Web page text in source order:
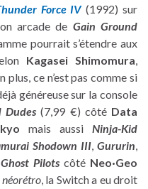
Force IV (1992) sur
arcade de Gain Ground
pourrait s’étendre aux
Kagasei Shimomura,
plus, ce n’est pas comme si
généreuse sur la console
Dudes (7,99 €) côté Data
mais aussiNinja-Kid
Shodown III,Gururin,
Ghost Pilotscôté Neo·Geo
néorétro, la Switch a eu droit